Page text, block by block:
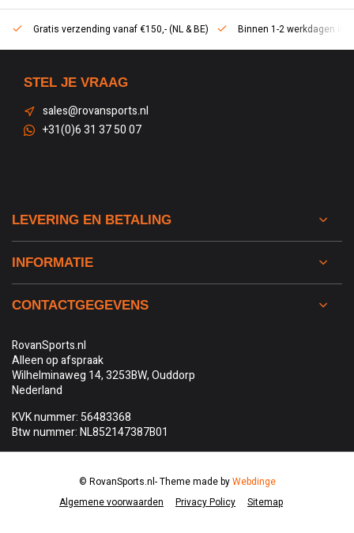
Gratis verzending vanaf €150,- (NL & BE) Binnen 1-2 werkdagen in
STEL JE VRAAG
sales@rovansports.nl
+31(0)6 31 37 50 07
LEVERING EN BETALING
INFORMATIE
CONTACTGEGEVENS
RovanSports.nl
Alleen op afspraak
Wilhelminaweg 14, 3253BW, Ouddorp
Nederland
KVK nummer: 56483368
Btw nummer: NL852147387B01
Algemene voorwaarden Privacy Policy Sitemap
© RovanSports.nl- Theme made byWebdinge